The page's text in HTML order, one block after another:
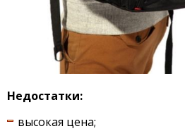
Недостатки:
высокая цена;